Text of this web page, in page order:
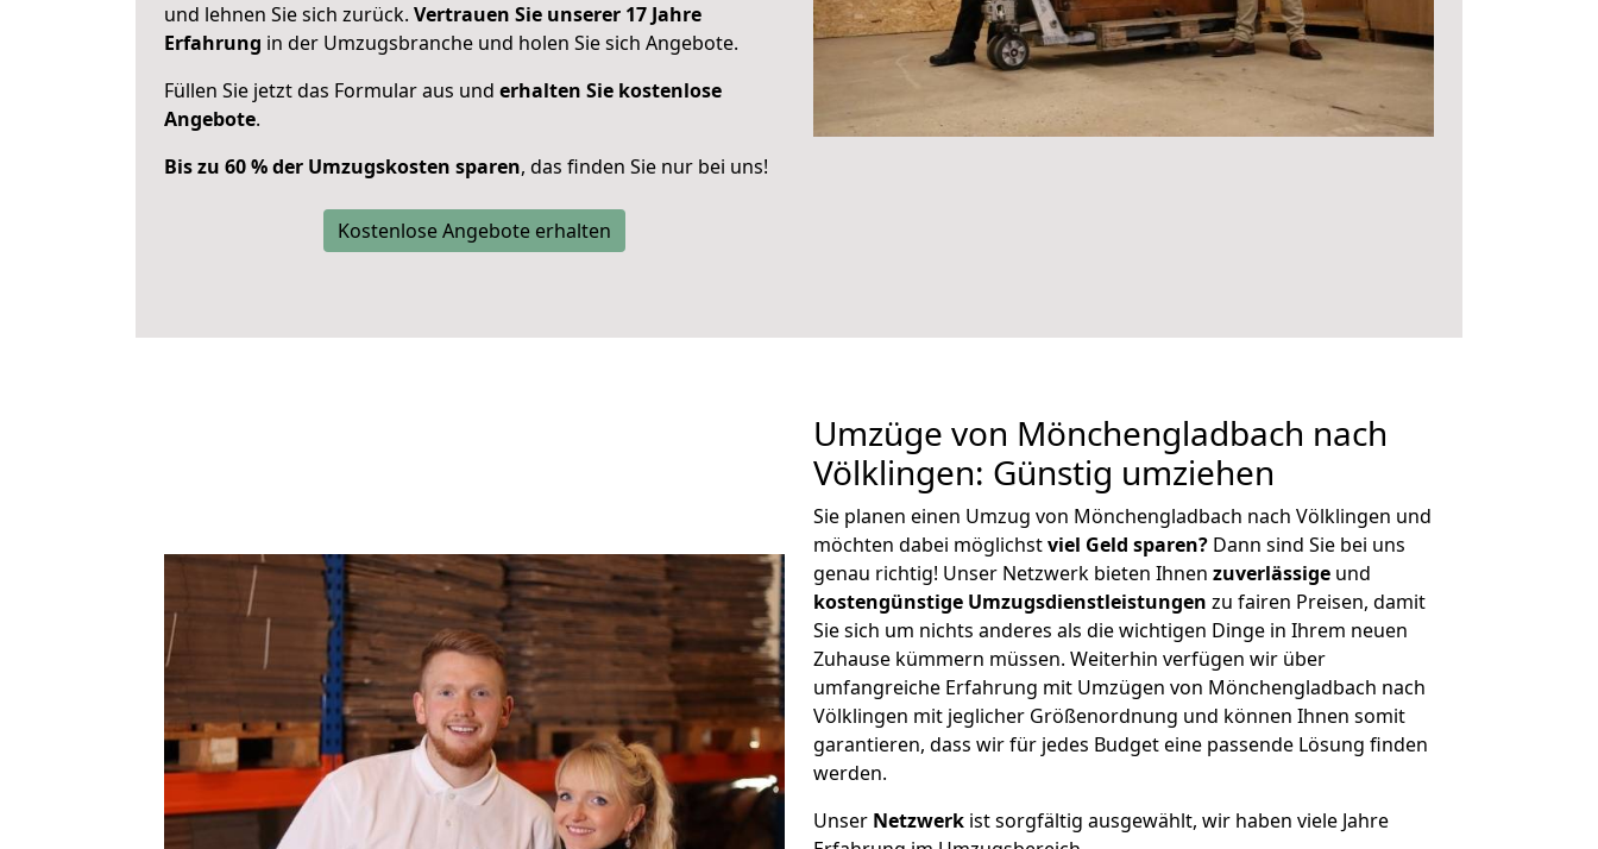
und lehnen Sie sich zurück. Vertrauen Sie unserer 17 Jahre
Erfahrung in der Umzugsbranche und holen Sie sich Angebote.
Füllen Sie jetzt das Formular aus und erhalten Sie kostenlose
Angebote.
Bis zu 60 % der Umzugskosten sparen, das finden Sie nur bei uns!
Kostenlose Angebote erhalten
Umzüge von Mönchengladbach nach
Völklingen: Günstig umziehen
Sie planen einen Umzug von Mönchengladbach nach Völklingen und
möchten dabei möglichstviel Geld sparen? Dann sind Sie bei uns
genau richtig! Unser Netzwerk bieten Ihnen zuverlässige und
kostengünstige Umzugsdienstleistungen zu fairen Preisen, damit
Sie sich um nichts anderes als die wichtigen Dinge in Ihrem neuen
Zuhause kümmern müssen. Weiterhin verfügen wir über
umfangreiche Erfahrung mit Umzügen von Mönchengladbach nach
Völklingen mit jeglicher Größenordnung und können Ihnen somit
garantieren, dass wir für jedes Budget eine passende Lösung finden
werden.
Unser Netzwerk ist sorgfältig ausgewählt, wir haben viele Jahre